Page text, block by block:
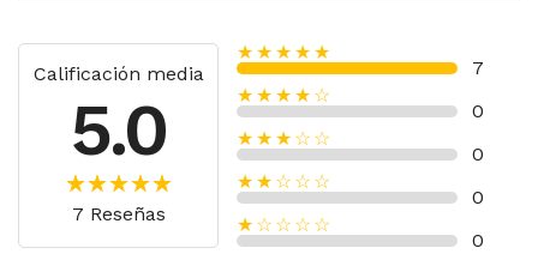
Calificación media
5.0
7 Reseñas
★★★★★
7
★★★★☆
0
★★★☆☆
0
★★☆☆☆
0
★☆☆☆☆
0